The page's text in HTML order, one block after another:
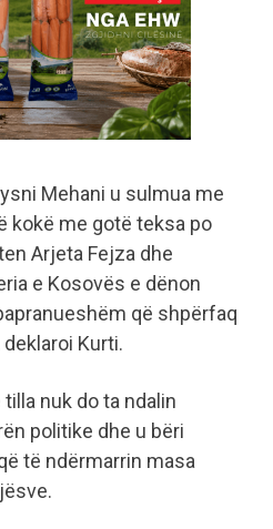
Mehani u sulmua me
kokë me gotë teksa po
Arjeta Fejza dhe
e Kosovës e dënon
që shpërfaq
Kurti.
nuk do ta ndalin
politike dhe u bëri
të ndërmarrin masa